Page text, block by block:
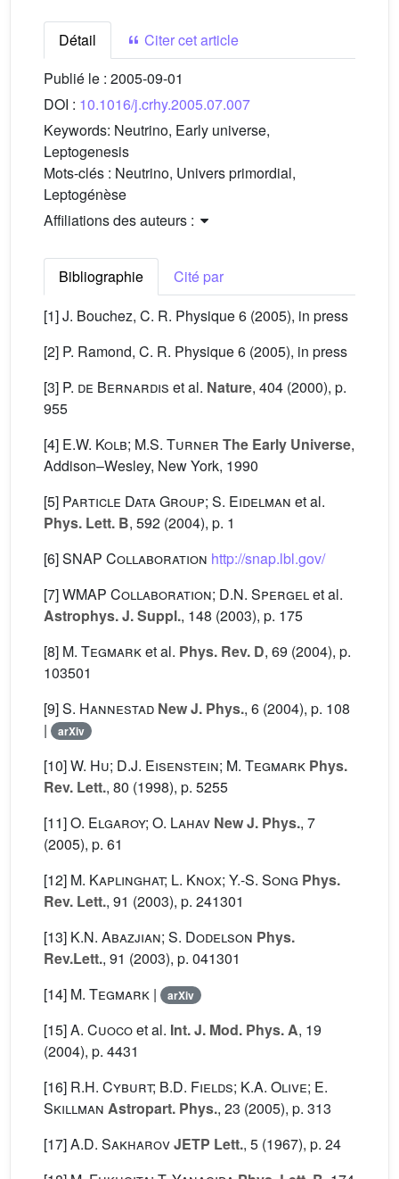
Détail
Citer cet article
Publié le : 2005-09-01
DOI : 10.1016/j.crhy.2005.07.007
Keywords: Neutrino, Early universe,
Leptogenesis
Mots-clés : Neutrino, Univers primordial,
Leptogénèse
Affiliations des auteurs :
Bibliographie
Cité par
[1] J. Bouchez, C. R. Physique 6 (2005), in press
[2] P. Ramond, C. R. Physique 6 (2005), in press
[3] P. de Bernardis et al. Nature, 404 (2000), p.
955
[4] E.W. Kolb; M.S. Turner The Early Universe,
Addison–Wesley, New York, 1990
[5] Particle Data Group; S. Eidelman et al.
Phys. Lett. B, 592 (2004), p. 1
[6]SNAP Collaboration http://snap.lbl.gov/
[7]WMAP Collaboration; D.N. Spergelet al.
Astrophys. J. Suppl., 148 (2003), p. 175
[8] M. Tegmarket al. Phys. Rev. D, 69 (2004), p.
103501
[9]S. Hannestad New J. Phys., 6 (2004), p. 108
|
arXiv
[10]W. Hu; D.J. Eisenstein; M. Tegmark Phys.
Rev. Lett., 80 (1998), p. 5255
[11]O. Elgaroy; O. Lahav New J. Phys., 7
(2005), p. 61
[12] M. Kaplinghat; L. Knox; Y.-S. Song Phys.
Rev. Lett., 91 (2003), p. 241301
[13] K.N. Abazjian; S. Dodelson Phys.
Rev.Lett., 91 (2003), p. 041301
[14] M. Tegmark | arXiv
[15]A. Cuocoet al. Int. J. Mod. Phys. A, 19
(2004), p. 4431
[16] R.H. Cyburt; B.D. Fields; K.A. Olive; E.
Skillman Astropart. Phys., 23 (2005), p. 313
[17]A.D. SakharovJETP Lett., 5 (1967), p. 24